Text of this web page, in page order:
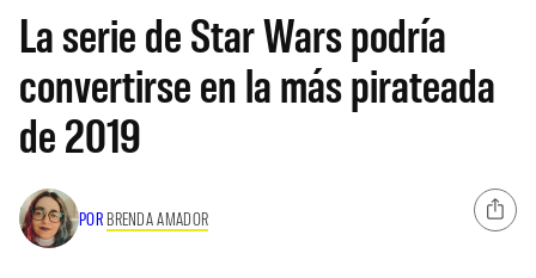
La serie de Star Wars podría
convertirse en la más pirateada
de 2019
POR BRENDA AMADOR